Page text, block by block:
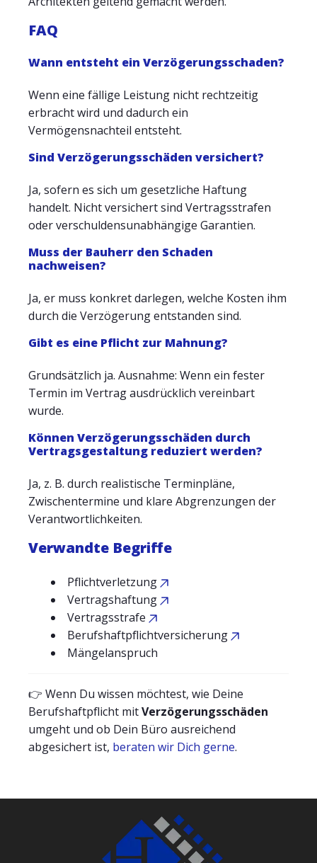
FAQ
Wann entsteht ein Verzögerungsschaden?
Wenn eine fällige Leistung nicht rechtzeitig
erbracht wird und dadurch ein
Vermögensnachteil entsteht.
Sind Verzögerungsschäden versichert?
Ja, sofern es sich um gesetzliche Haftung
handelt. Nicht versichert sind Vertragsstrafen
oder verschuldensunabhängige Garantien.
Muss der Bauherr den Schaden
nachweisen?
Ja, er muss konkret darlegen, welche Kosten ihm
durch die Verzögerung entstanden sind.
Gibt es eine Pflicht zur Mahnung?
Grundsätzlich ja. Ausnahme: Wenn ein fester
Termin im Vertrag ausdrücklich vereinbart
wurde.
Können Verzögerungsschäden durch
Vertragsgestaltung reduziert werden?
Ja, z. B. durch realistische Terminpläne,
Zwischentermine und klare Abgrenzungen der
Verantwortlichkeiten.
Verwandte Begriffe
Pflichtverletzung
Vertragshaftung
Vertragsstrafe
Berufshaftpflichtversicherung
Mängelanspruch
👉 Wenn Du wissen möchtest, wie Deine
Berufshaftpflicht mitVerzögerungsschäden
umgeht und ob Dein Büro ausreichend
abgesichert ist, beraten wir Dich gerne.